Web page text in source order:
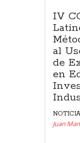
IV
al
de
en
Juan